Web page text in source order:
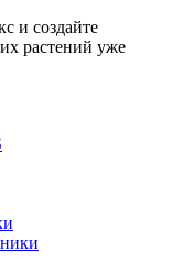
и создайте
растений уже